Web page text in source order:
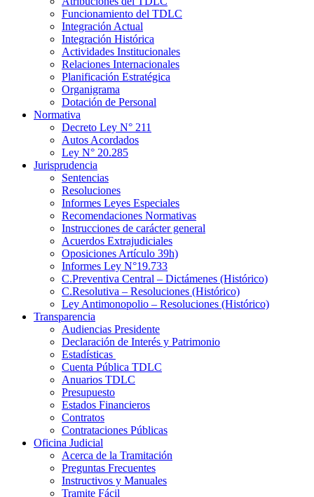
Funcionamiento del TDLC
Integración Actual
Integración Histórica
Actividades Institucionales
Relaciones Internacionales
Planificación Estratégica
Organigrama
Dotación de Personal
Normativa
Decreto Ley N° 211
Autos Acordados
Ley N° 20.285
Jurisprudencia
Sentencias
Resoluciones
Informes Leyes Especiales
Recomendaciones Normativas
Instrucciones de carácter general
Acuerdos Extrajudiciales
Oposiciones Artículo 39h)
Informes Ley N°19.733
C.Preventiva Central – Dictámenes (Histórico)
C.Resolutiva – Resoluciones (Histórico)
Ley Antimonopolio – Resoluciones (Histórico)
Transparencia
Audiencias Presidente
Declaración de Interés y Patrimonio
Estadísticas
Cuenta Pública TDLC
Anuarios TDLC
Presupuesto
Estados Financieros
Contratos
Contrataciones Públicas
Oficina Judicial
Acerca de la Tramitación
Preguntas Frecuentes
Instructivos y Manuales
Tramite Fácil